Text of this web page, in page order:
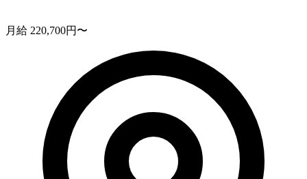
月給 220,700円〜